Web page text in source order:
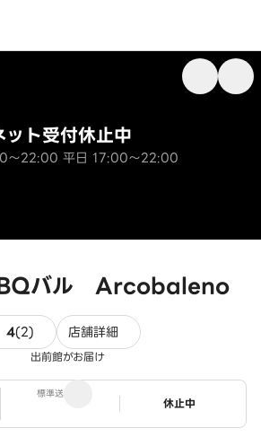
バル Arcobaleno
ット受付休止中
～22:00 平日 17:00～22:00
4(2)2件のレビュー
店舗詳細
出前館がお届け
標準送料
ステータス
休止中